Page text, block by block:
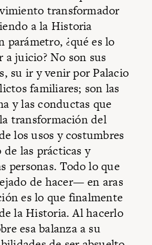
transformador
a la Historia
parámetro, ¿qué es lo
a juicio? No son sus
su ir y venir por Palacio
familiares; son las
y las conductas que
transformación del
los usos y costumbres
las prácticas y
personas. Todo lo que
de hacer— en aras
es lo que finalmente
la Historia. Al hacerlo
esa balanza a su